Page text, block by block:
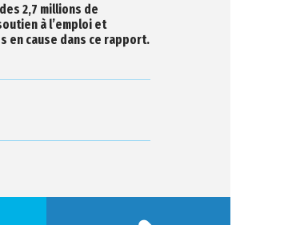
2,7 millions de
à l’emploi et
en cause dans ce rapport.